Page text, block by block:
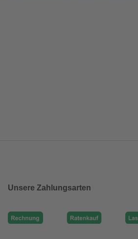
Unsere Zahlungsarten